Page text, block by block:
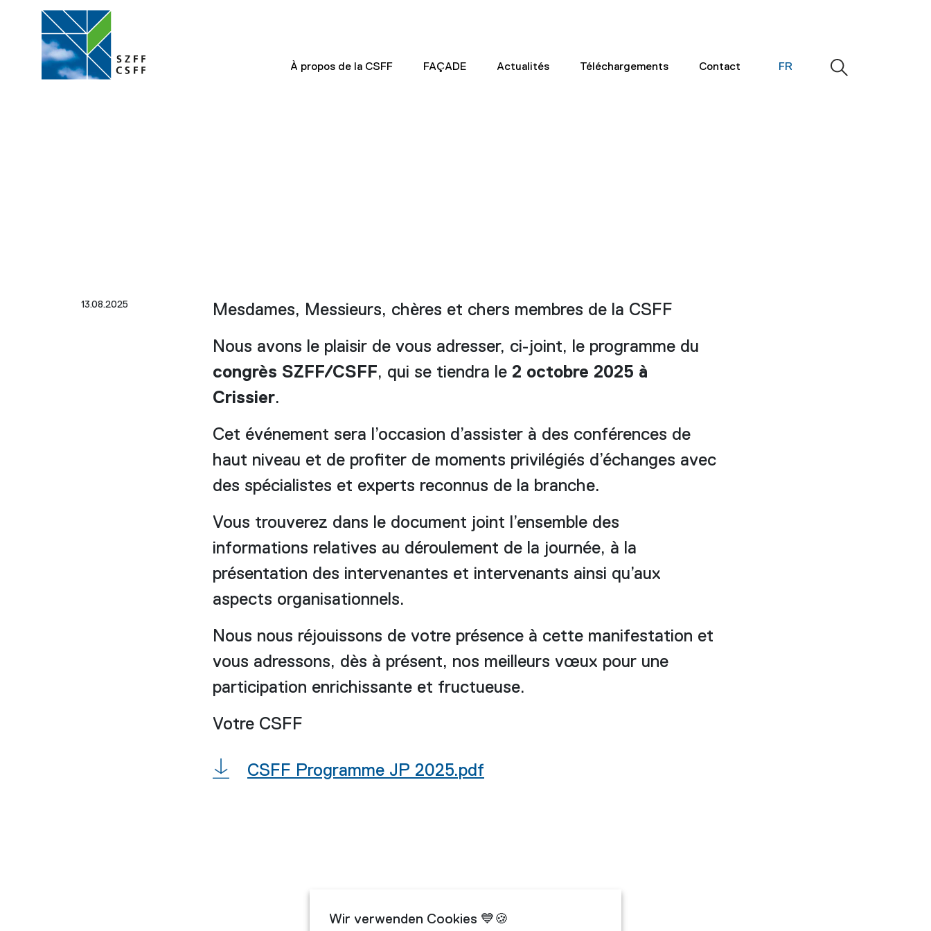
À propos de la CSFF FAÇADE Actualités Téléchargements Contact FR
13.08.2025 Mesdames, Messieurs, chères et chers membres de la CSFF
Nous avons le plaisir de vous adresser, ci-joint, le programme du
congrès SZFF/CSFF, qui se tiendra le 2 octobre 2025 à
Crissier.
Cet événement sera l’occasion d’assister à des conférences de
haut niveau et de profiter de moments privilégiés d’échanges avec
des spécialistes et experts reconnus de la branche.
Vous trouverez dans le document joint l’ensemble des
informations relatives au déroulement de la journée, à la
présentation des intervenantes et intervenants ainsi qu’aux
aspects organisationnels.
Nous nous réjouissons de votre présence à cette manifestation et
vous adressons, dès à présent, nos meilleurs vœux pour une
participation enrichissante et fructueuse.
Votre CSFF
CSFF Programme JP 2025.pdf